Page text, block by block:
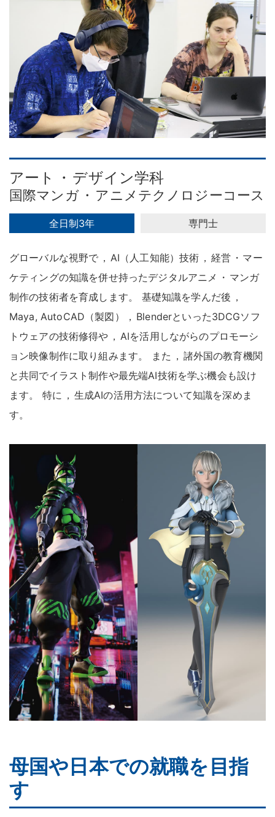
アート ・ デザイン学科
国際マンガ ・ アニメテクノロジーコース
全日制3年 専門士
グローバルな視野で ， AI（人工知能）技術 ， 経営 ・ マー
ケティングの知識を併せ持ったデジタルアニメ ・ マンガ
制作の技術者を育成します。 基礎知識を学んだ後 ，
Maya, AutoCAD（製図）
， Blenderといった3DCGソフ
トウェアの技術修得や ， AIを活用しながらのプロモーシ
ョン映像制作に取り組みます。 また ， 諸外国の教育機関
と共同でイラスト制作や最先端AI技術を学ぶ機会も設け
ます。 特に ， 生成AIの活用方法について知識を深めま
す。
母国や日本での就職を目指
す